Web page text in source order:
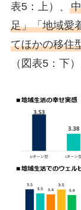
表5：上）、
足」「地域愛
てほかの移住
（図表5：下）